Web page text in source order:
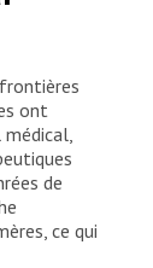
MSF
ont
de
ce qui